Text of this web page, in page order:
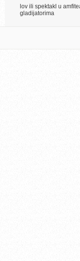
lov ili spektakl u
gladijatorima